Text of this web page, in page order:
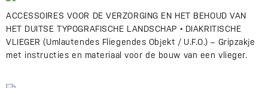
ACCESSOIRES VOOR DE VERZORGING EN HET BEHOUD VAN
HET DUITSE TYPOGRAFISCHE LANDSCHAP • DIAKRITISCHE
VLIEGER (Umlautendes Fliegendes Objekt / U.F.O.) – Gripzakje
met instructies en materiaal voor de bouw van een vlieger.